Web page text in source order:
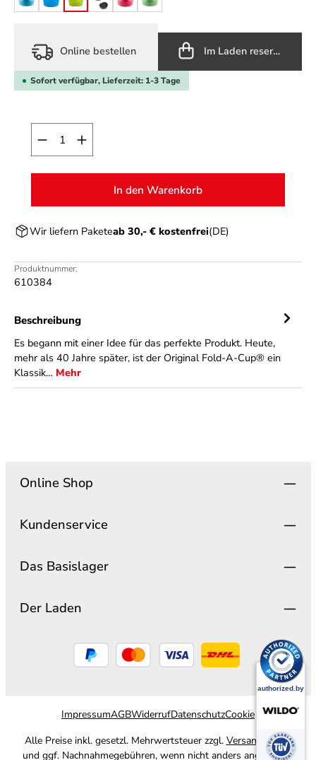
azurelight blue
lime olive raspberrysugarcane
Online bestellen Im Laden reservieren
Sofort verfügbar, Lieferzeit: 1-3 Tage
Produkt Anzahl: Gib den gewünschten Wert
In den Warenkorb
Wir liefern Paketeab 30,- € kostenfrei(DE)
Produktnummer:
610384
Beschreibung
Es begann mit einer Idee für das perfekte Produkt. Heute,
mehr als 40 Jahre später, ist der Original Fold-A-Cup® ein
Klassik… Mehr
Online Shop
Kundenservice
Das Basislager
Der Laden
ImpressumAGBWiderrufDatenschutzCookie
Alle Preise inkl. gesetzl. Mehrwertsteuer zzgl. Versandkosten
und ggf. Nachnahmegebühren, wenn nicht anders angegeben.